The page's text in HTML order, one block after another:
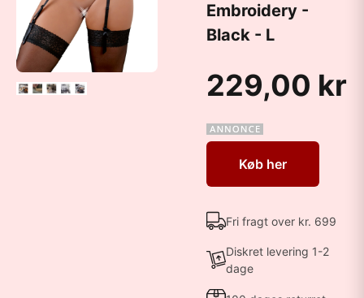
Embroidery -
Black - L
229,00 kr
Køb her
Fri fragt over kr. 699
Diskret levering 1-2
dage